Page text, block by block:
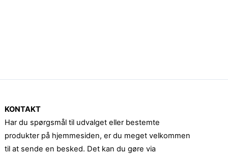
KONTAKT
Har du spørgsmål til udvalget eller bestemte
produkter på hjemmesiden, er du meget velkommen
til at sende en besked. Det kan du gøre via